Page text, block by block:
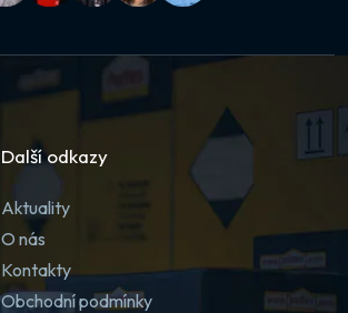
Další odkazy
Aktuality
O nás
Kontakty
Obchodní podmínky